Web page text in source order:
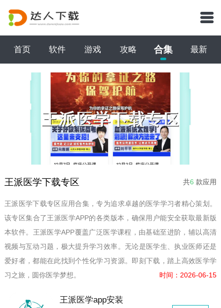
首页 软件 游戏 攻略 合集 最新
王派医学下载专区 共6 款应用
王派医学下载专区应用合集，专为追求卓越的医学学习者精心策划。
该专区集合了王派医学APP的各类版本，确保用户能安全获取最新版
本软件。王派医学APP覆盖广泛医学课程，由基础至进阶，辅以高清
视频与互动习题，极大提升学习效率。无论是医学生、执业医师还是
爱好者，都能在此找到个性化学习资源。即刻下载，踏上高效医学学
习之旅，圆你医学梦想。
时间：2026-06-15
王派医学app安装